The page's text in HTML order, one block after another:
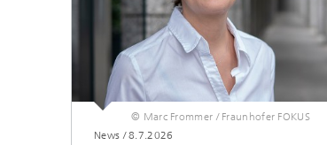
© Marc Frommer / Fraunhofer FOKUS
News /8.7.2026